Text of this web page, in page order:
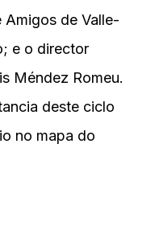
de Valle-
e o director
Méndez Romeu.
deste ciclo
no mapa do